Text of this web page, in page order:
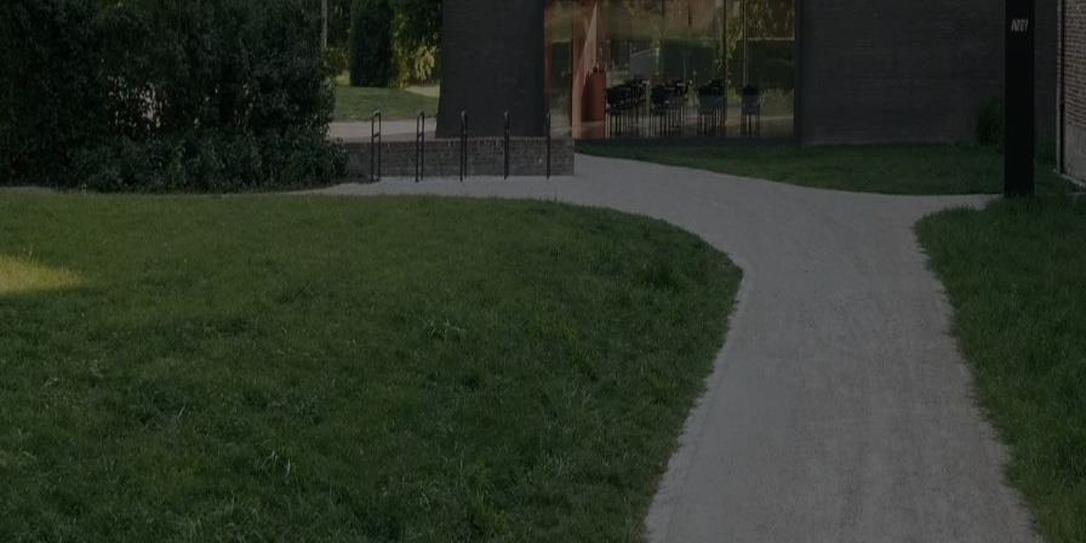
# ciromarcomusella bagnara #product
You might also be interested in...
Augustines Garden: reinventing the urban courtyardAmedeo Legnani
In Riga, Sampling transforms an existing residential complex around a shared courtyard designed for the everyday lives of its residents
Essays
Reuse, but for whom? The politics of retrofit in MelbourneSimon Robinson
In Melbourne, OFFICE questions why retrofit is promoted for vacant offices but dismissed for public housing communities facing demolition
Elements
Facade / Abby Kortrijk by Barozzi Veiga
In Kortrijk, six recycled brick modules shape an inclined, continuous and monolithic facade, where geometry and material become
The Global Architecture Platforfm
Terms of Use Privacy noticeAccessibilityHearst.itAbbonationline.it Sitemap Preferenze sui Cookies
Direttore Responsabile – Alessandro Valenti